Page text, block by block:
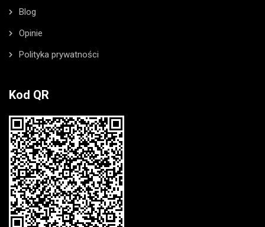
Blog
Opinie
Polityka prywatności
Kod QR